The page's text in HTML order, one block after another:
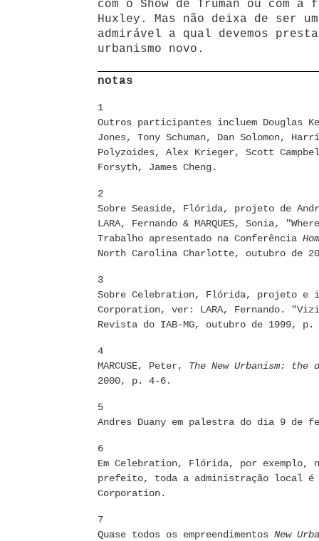
com o Show de Truman ou com
Huxley. Mas não deixa de ser
admirável a qual devemos
urbanismo novo.
notas
1
Outros participantes incluem Douglas
Jones, Tony Schuman, Dan Solomon,
Polyzoides, Alex Krieger, Scott
Forsyth, James Cheng.
2
Sobre Seaside, Flórida, projeto de
LARA, Fernando & MARQUES, Sonia,
Trabalho apresentado na Conferência
North Carolina Charlotte, outubro de
3
Sobre Celebration, Flórida, projeto e
Corporation, ver: LARA, Fernando.
Revista do IAB-MG, outubro de 1999, p.
4
MARCUSE, Peter, The New Urbanism: the
2000, p. 4-6.
5
Andres Duany em palestra do dia 9 de
6
Em Celebration, Flórida, por exemplo,
prefeito, toda a administração local é
Corporation.
7
Quase todos os empreendimentos New